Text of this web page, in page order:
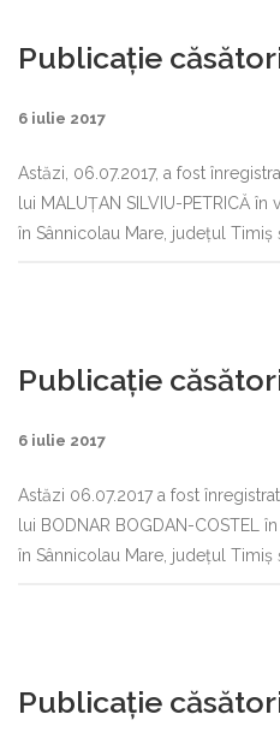
Publicaţie
6 iulie 2017
Astăzi, 06.07.2017, a fost
lui MALUŢAN SILVIU-PETRICĂ
în Sânnicolau Mare, judeţul Timiş
Publicaţie
6 iulie 2017
Astăzi 06.07.2017 a fost
lui BODNAR BOGDAN-COSTEL
în Sânnicolau Mare, judeţul Timiş
Publicație